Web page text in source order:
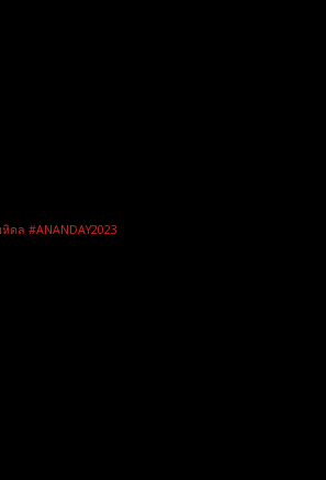
ล #ANANDAY2023